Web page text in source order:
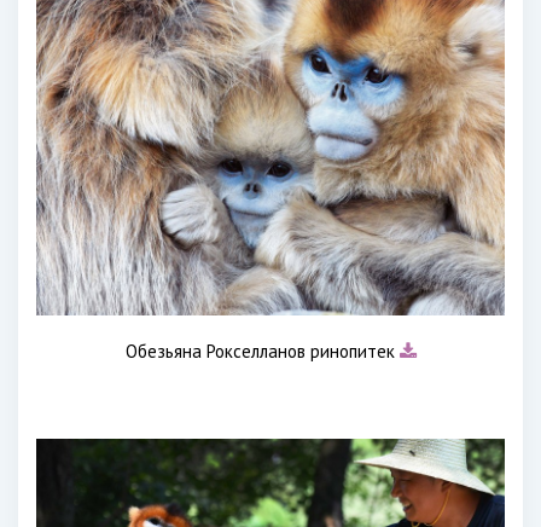
Обезьяна Рокселланов ринопитек